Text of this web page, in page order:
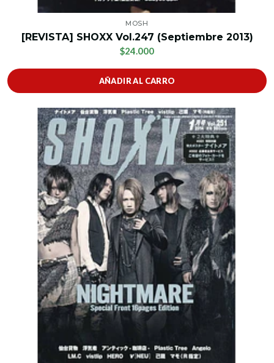
MOSH
[REVISTA] SHOXX Vol.247 (Septiembre 2013)
$24.000
AÑADIR AL CARRO